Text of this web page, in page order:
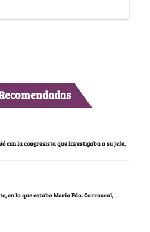
con la congresista que investigaba a su jefe,
en la que estaba María Fda. Carrascal,